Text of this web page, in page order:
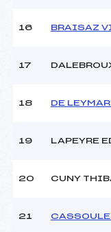
16 BRAISAZ
17
18 DE
19 LAPEYRE
20 CUNY
21